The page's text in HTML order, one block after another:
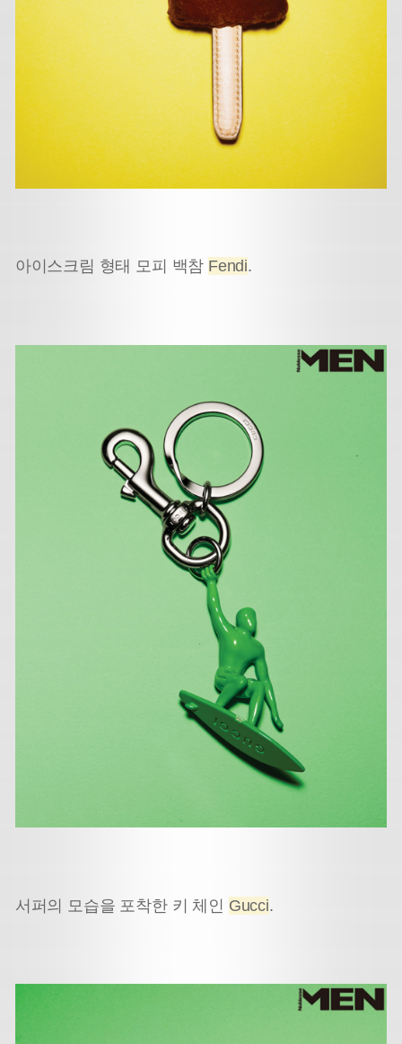
아이스크림 형태 모피 백참 Fendi.
서퍼의 모습을 포착한 키 체인 Gucci.